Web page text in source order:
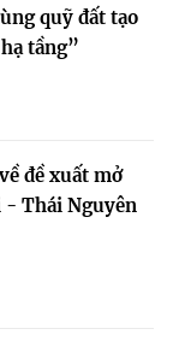
quỹ đất tạo
tầng”
đề xuất mở
- Thái Nguyên